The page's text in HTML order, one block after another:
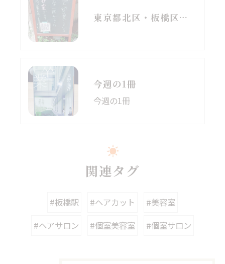
東京都北区・板橋区でヘアマニキュアをお探しの方へ｜頭皮がしみる方のための白髪染めという選択肢
今週の1冊
今週の1冊
関連タグ
#板橋駅 #ヘアカット
#美容室
#ヘアサロン
#個室美容室 #個室サロン